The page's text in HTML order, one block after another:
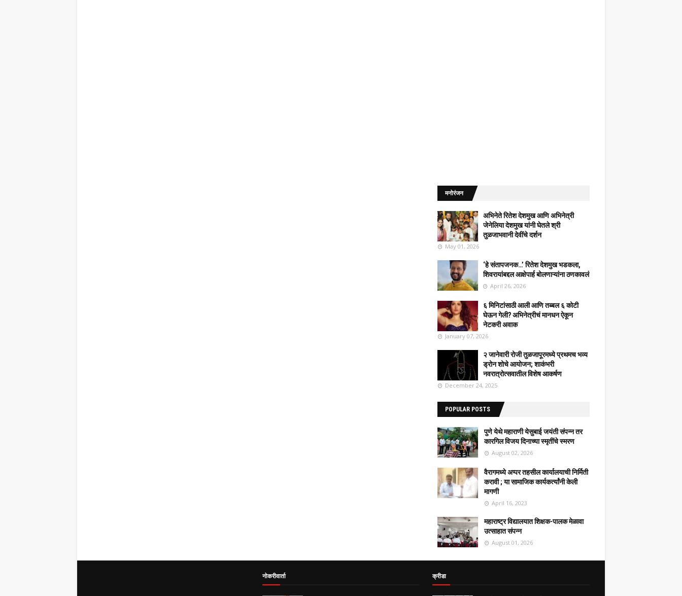
मनोरंजन
अभिनेते रितेश देशमुख आणि अभिनेत्री
जेनेलिया देशमुख यांनी घेतले श्री
तुळजाभवानी देवींचे दर्शन
May 01, 2026
‘हे संतापजनक…’ रितेश देशमुख भडकला,
शिवरायांबद्दल आक्षेपार्ह बोलणाऱ्यांना ठणकावलं
April 26, 2026
६ मिनिटांसाठी आली आणि तब्बल ६ कोटी
घेऊन गेली? अभिनेत्रीचं मानधन ऐकून
नेटकरी अवाक
January 07, 2026
२ जानेवारी रोजी तुळजापूरमध्ये प्रथमच भव्य
ड्रोन शोचे आयोजन; शाकंभरी
नवरात्रोत्सवातील विशेष आकर्षण
December 24, 2025
POPULAR POSTS
पुणे येथे महाराणी येसुबाई जयंती संपन्न तर
कारगिल विजय दिनाच्या स्मृतींचे स्मरण
August 02, 2026
वैरागमध्ये अप्पर तहसील कार्यालयाची निर्मिती
करावी ; या सामाजिक कार्यकर्त्यांनी केली
मागणी
April 16, 2023
महाराष्ट्र विद्यालयात शिक्षक-पालक मेळावा
उत्साहात संपन्न
August 01, 2026
नोकरीवार्ता क्रीडा